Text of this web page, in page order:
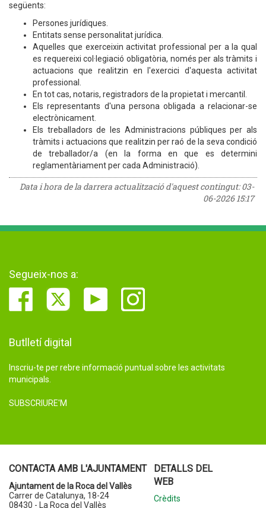
següents:
Persones jurídiques.
Entitats sense personalitat jurídica.
Aquelles que exerceixin activitat professional per a la qual
es requereixi col·legiació obligatòria, només per als tràmits i
actuacions que realitzin en l'exercici d'aquesta activitat
professional.
En tot cas, notaris, registradors de la propietat i mercantil.
Els representants d'una persona obligada a relacionar-se
electrònicament.
Els treballadors de les Administracions públiques per als
tràmits i actuacions que realitzin per raó de la seva condició
de treballador/a (en la forma en que es determini
reglamentàriament per cada Administració).
Data i hora de la darrera actualització d'aquest contingut:03-
06-2026 15:17
Segueix-nos a:
Butlletí digital
Inscriu-te per rebre informació puntual sobre les activitats
municipals.
SUBSCRIURE'M
CONTACTA AMB L'AJUNTAMENT
Ajuntament de la Roca del Vallès
Carrer de Catalunya, 18-24
08430 - La Roca del Vallès
DETALLS DEL
WEB
Crèdits